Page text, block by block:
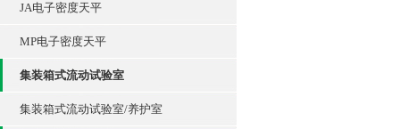
JA电子密度天平
MP电子密度天平
集装箱式流动试验室
集装箱式流动试验室/养护室